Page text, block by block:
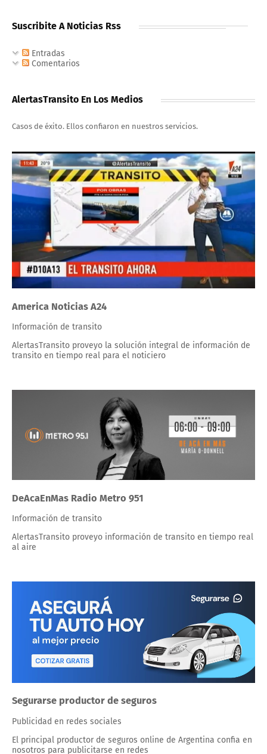
Suscribite A Noticias Rss
Entradas
Comentarios
AlertasTransito En Los Medios
Casos de éxito. Ellos confiaron en nuestros servicios.
America Noticias A24
Información de transito
AlertasTransito proveyo la solución integral de información de
transito en tiempo real para el noticiero
DeAcaEnMas Radio Metro 951
Información de transito
AlertasTransito proveyo información de transito en tiempo real
al aire
Segurarse productor de seguros
Publicidad en redes sociales
El principal productor de seguros online de Argentina confia en
nosotros para publicitarse en redes